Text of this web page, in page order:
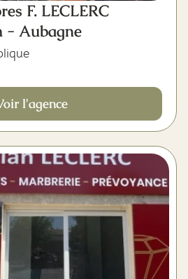
F. LECLERC
- Aubagne
l'agence